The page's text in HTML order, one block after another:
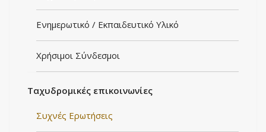
Ενημερωτικό / Εκπαιδευτικό Υλικό
Χρήσιμοι Σύνδεσμοι
Ταχυδρομικές επικοινωνίες
Συχνές Ερωτήσεις